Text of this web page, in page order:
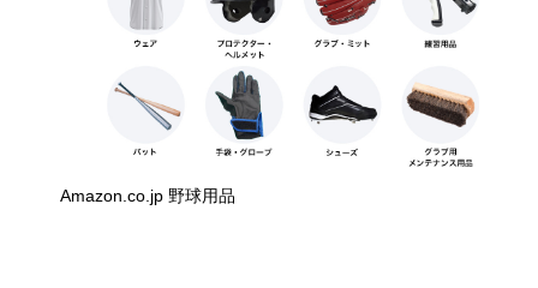
Amazon.co.jp 野球用品